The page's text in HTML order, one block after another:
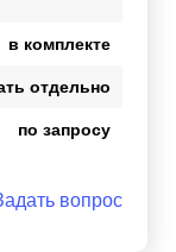
в комплекте
отдельно
по запросу
вопрос